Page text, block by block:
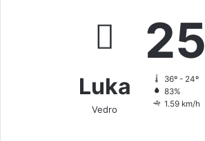
Luka
Vedro
25
36º - 24º
83%
1.59 km/h